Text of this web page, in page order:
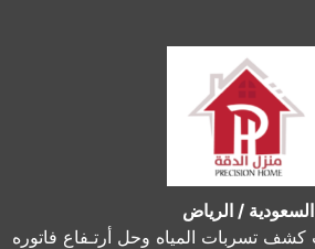
السعودية / الرياض
تسربات المياه وحل أرتـفاع فاتوره